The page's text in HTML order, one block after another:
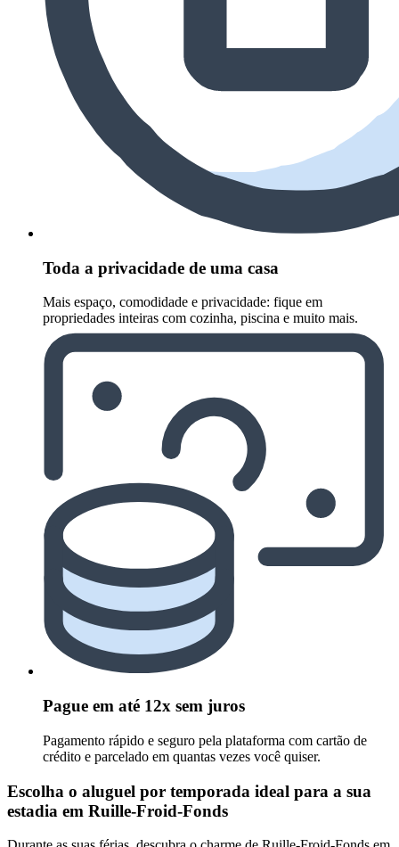
Toda a privacidade de uma casa
Mais espaço, comodidade e privacidade: fique em
propriedades inteiras com cozinha, piscina e muito mais.
Pague em até 12x sem juros
Pagamento rápido e seguro pela plataforma com cartão de
crédito e parcelado em quantas vezes você quiser.
Escolha o aluguel por temporada ideal para a sua
estadia em Ruille-Froid-Fonds